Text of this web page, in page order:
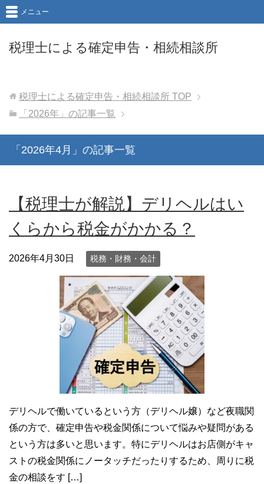
税理士による確定申告・相続相談所
メニュー
税理士による確定申告・相続相談所 TOP
「2026年」の記事一覧
「2026年4月」の記事一覧
【税理士が解説】デリヘルはい
くらから税金がかかる？
2026年4月30日 税務・財務・会計
デリヘルで働いているという方（デリヘル嬢）など夜職関
係の方で、確定申告や税金関係について悩みや疑問がある
という方は多いと思います。特にデリヘルはお店側がキャ
ストの税金関係にノータッチだったりするため、周りに税
金の相談をす […]